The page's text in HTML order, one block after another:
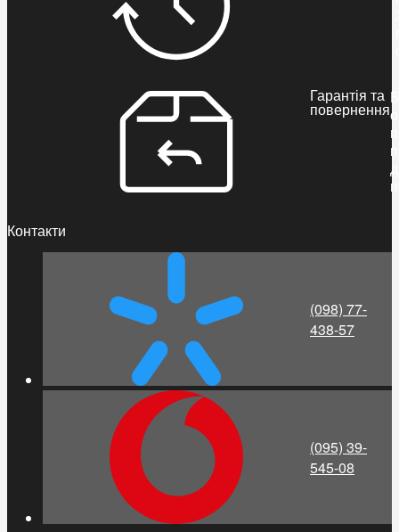
Гарантія та
повернення
Контакти
(098) 77-
438-57
(095) 39-
545-08